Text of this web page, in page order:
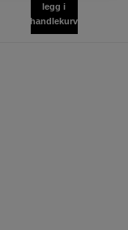
legg i
handlekurv